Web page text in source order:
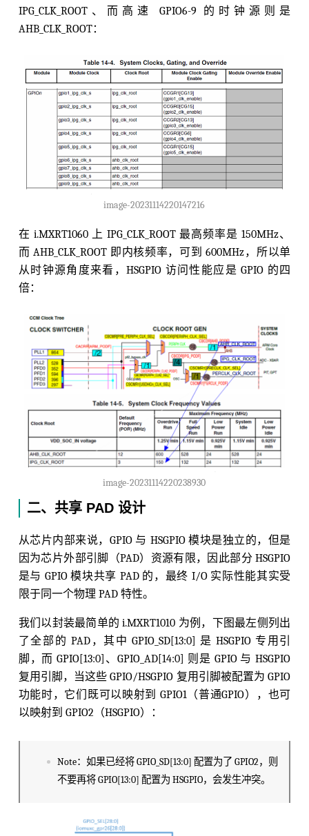
IPG_CLK_ROOT、而高速 GPIO6-9 的时钟源则是
AHB_CLK_ROOT：
image-20231114220147216
在 i.MXRT1060 上 IPG_CLK_ROOT 最高频率是 150MHz、
而 AHB_CLK_ROOT 即内核频率，可到 600MHz，所以单
从时钟源角度来看，HSGPIO 访问性能应是 GPIO 的四
倍：
image-20231114220238930
二、共享 PAD 设计
从芯片内部来说，GPIO 与 HSGPIO 模块是独立的，但是
因为芯片外部引脚（PAD）资源有限，因此部分 HSGPIO
是与 GPIO 模块共享 PAD 的，最终 I/O 实际性能其实受
限于同一个物理 PAD 特性。
我们以封装最简单的 i.MXRT1010 为例，下图最左侧列出
了全部的 PAD，其中 GPIO_SD[13:0] 是 HSGPIO 专用引
脚，而 GPIO[13:0]、GPIO_AD[14:0] 则是 GPIO 与 HSGPIO
复用引脚，当这些 GPIO/HSGPIO 复用引脚被配置为 GPIO
功能时，它们既可以映射到 GPIO1（普通GPIO），也可
以映射到 GPIO2（HSGPIO）：
Note：如果已经将 GPIO_SD[13:0] 配置为了 GPIO2，则
不要再将 GPIO[13:0] 配置为 HSGPIO，会发生冲突。